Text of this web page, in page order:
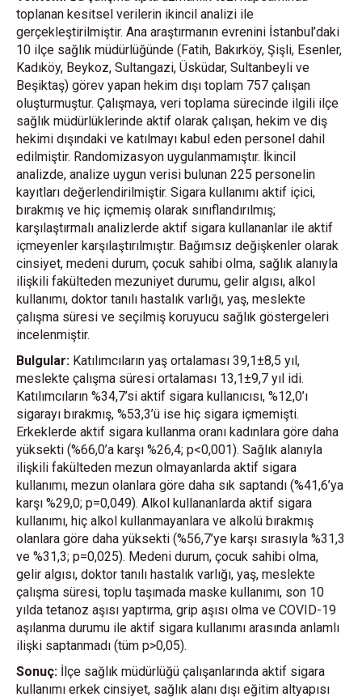
toplanan kesitsel verilerin ikincil analizi ile
gerçekleştirilmiştir. Ana araştırmanın evrenini İstanbul’daki
10 ilçe sağlık müdürlüğünde (Fatih, Bakırköy, Şişli, Esenler,
Kadıköy, Beykoz, Sultangazi, Üsküdar, Sultanbeyli ve
Beşiktaş) görev yapan hekim dışı toplam 757 çalışan
oluşturmuştur. Çalışmaya, veri toplama sürecinde ilgili ilçe
sağlık müdürlüklerinde aktif olarak çalışan, hekim ve diş
hekimi dışındaki ve katılmayı kabul eden personel dahil
edilmiştir. Randomizasyon uygulanmamıştır. İkincil
analizde, analize uygun verisi bulunan 225 personelin
kayıtları değerlendirilmiştir. Sigara kullanımı aktif içici,
bırakmış ve hiç içmemiş olarak sınıflandırılmış;
karşılaştırmalı analizlerde aktif sigara kullananlar ile aktif
içmeyenler karşılaştırılmıştır. Bağımsız değişkenler olarak
cinsiyet, medeni durum, çocuk sahibi olma, sağlık alanıyla
ilişkili fakülteden mezuniyet durumu, gelir algısı, alkol
kullanımı, doktor tanılı hastalık varlığı, yaş, meslekte
çalışma süresi ve seçilmiş koruyucu sağlık göstergeleri
incelenmiştir.
Bulgular: Katılımcıların yaş ortalaması 39,1±8,5 yıl,
meslekte çalışma süresi ortalaması 13,1±9,7 yıl idi.
Katılımcıların %34,7’si aktif sigara kullanıcısı, %12,0’ı
sigarayı bırakmış, %53,3’ü ise hiç sigara içmemişti.
Erkeklerde aktif sigara kullanma oranı kadınlara göre daha
yüksekti (%66,0’a karşı %26,4; p<0,001). Sağlık alanıyla
ilişkili fakülteden mezun olmayanlarda aktif sigara
kullanımı, mezun olanlara göre daha sık saptandı (%41,6’ya
karşı %29,0; p=0,049). Alkol kullananlarda aktif sigara
kullanımı, hiç alkol kullanmayanlara ve alkolü bırakmış
olanlara göre daha yüksekti (%56,7’ye karşı sırasıyla %31,3
ve %31,3; p=0,025). Medeni durum, çocuk sahibi olma,
gelir algısı, doktor tanılı hastalık varlığı, yaş, meslekte
çalışma süresi, toplu taşımada maske kullanımı, son 10
yılda tetanoz aşısı yaptırma, grip aşısı olma ve COVID-19
aşılanma durumu ile aktif sigara kullanımı arasında anlamlı
ilişki saptanmadı (tüm p>0,05).
Sonuç: İlçe sağlık müdürlüğü çalışanlarında aktif sigara
kullanımı erkek cinsiyet, sağlık alanı dışı eğitim altyapısı